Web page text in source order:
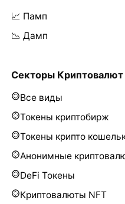
📈 Памп
📉 Дамп
Секторы Криптовалют
Все виды
Токены криптобирж
Токены крипто
Анонимные
DeFi Токены
Криптовалюты NFT